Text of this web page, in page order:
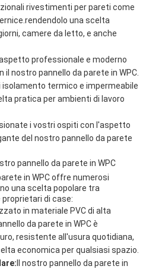
rivestimenti per pareti come
una scelta
camere da letto, e anche
professionale e moderno
il nostro pannello da parete in WPC.
isolamento termico e impermeabile
pratica per ambienti di lavoro
i vostri ospiti con l'aspetto
del nostro pannello da parete
pannello da parete in WPC
in WPC offre numerosi
una scelta popolare tra
di case:
in materiale PVC di alta
da parete in WPC è
resistente all'usura quotidiana,
economica per qualsiasi spazio.
Il nostro pannello da parete in